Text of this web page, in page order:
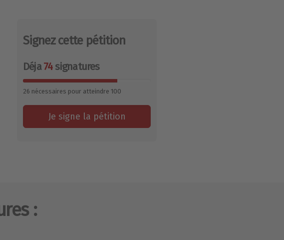
Signez cette pétition
Déja74signatures
26 nécessaires pour atteindre 100
Je signe la pétition
: